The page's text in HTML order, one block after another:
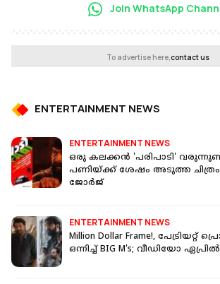
Join WhatsApp
To advertise here,contact us
ENTERTAINMENT NEWS
ENTERTAINMENT NEWS
ഒരു കലക്കന്‍ 'പരിപാടി'
പണിയ്ക്ക് ശേഷം അടുത്ത ചിത്രം
ജോര്‍ജ്
ENTERTAINMENT NEWS
Million Dollar Frame!, പേട്രിയറ്റ്
ഒന്നിച്ച് BIG M's; വീഡിയോ